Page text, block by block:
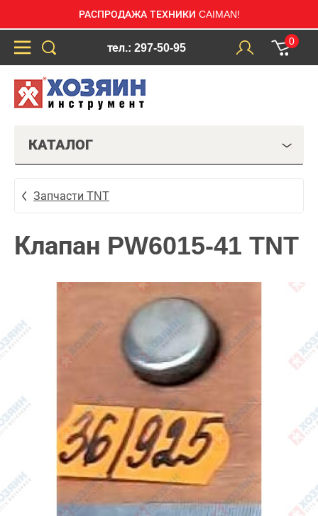
РАСПРОДАЖА ТЕХНИКИ CAIMAN!
тел.: 297-50-95
0
КАТАЛОГ
Запчасти TNT
Клапан PW6015-41 TNT